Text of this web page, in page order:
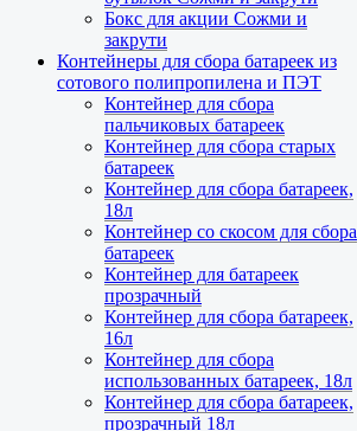
Бокс для акции Сожми и
закрути
Контейнеры для сбора батареек из
сотового полипропилена и ПЭТ
Контейнер для сбора
пальчиковых батареек
Контейнер для сбора старых
батареек
Контейнер для сбора батареек,
18л
Контейнер со скосом для сбора
батареек
Контейнер для батареек
прозрачный
Контейнер для сбора батареек,
16л
Контейнер для сбора
использованных батареек, 18л
Контейнер для сбора батареек,
прозрачный 18л